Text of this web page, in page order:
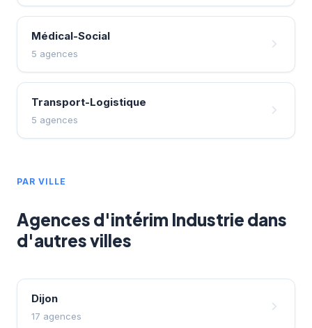
Médical-Social
5 agences
Transport-Logistique
5 agences
PAR VILLE
Agences d'intérim Industrie dans
d'autres villes
Dijon
17 agences